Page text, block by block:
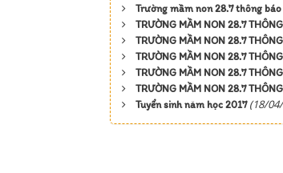
Trường mầm non 28.7 thông
TRƯỜNG MẦM NON 28.7
TRƯỜNG MẦM NON 28.7
TRƯỜNG MẦM NON 28.7
TRƯỜNG MẦM NON 28.7
TRƯỜNG MẦM NON 28.7
Tuyển sinh năm học 2017 (18/